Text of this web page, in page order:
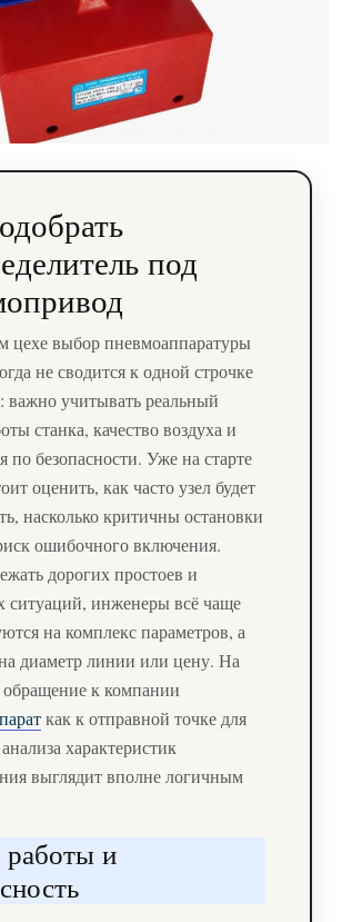
под
цехе выбор пневмоаппаратуры
не сводится к одной строчке
важно учитывать реальный
станка, качество воздуха и
по безопасности. Уже на старте
оценить, как часто узел будет
насколько критичны остановки
ошибочного включения.
дорогих простоев и
ситуаций, инженеры всё чаще
на комплекс параметров, а
диаметр линии или цену. На
к компании
как к отправной точке для
характеристик
выглядит вполне логичным
и